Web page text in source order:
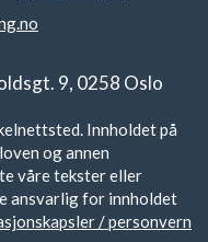
9, 0258 Oslo
Innholdet på
og annen
våre tekster eller
ansvarlig for innholdet
/ personvern